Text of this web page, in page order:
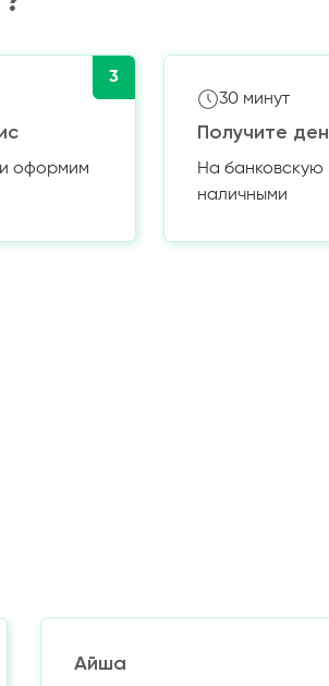
3
оформим
30 минут
Получите
На банковскую
наличными
Айша